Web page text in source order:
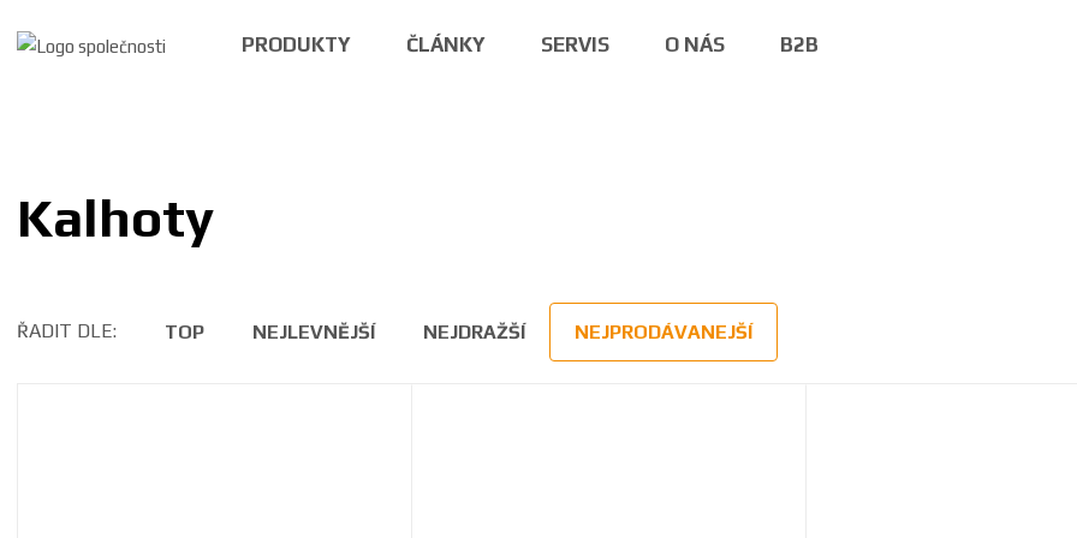
PRODUKTY ČLÁNKY SERVIS O NÁS B2B
Kalhoty
ŘADIT DLE: TOP NEJLEVNĚJŠÍ NEJDRAŽŠÍ NEJPRODÁVANEJŠÍ